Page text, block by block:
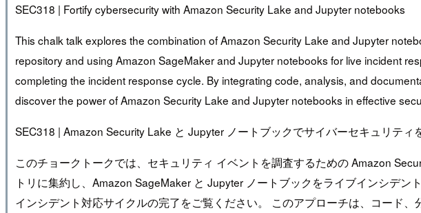
SEC318 | Fortify cybersecurity with Amazon Security Lake and Jupyter notebooks
This chalk talk explores the combination of Amazon Security Lake and Jupyter
repository and using Amazon SageMaker and Jupyter notebooks for live incident
completing the incident response cycle. By integrating code, analysis, and
discover the power of Amazon Security Lake and Jupyter notebooks in effective
SEC318 | Amazon Security Lake と Jupyter ノートブックでサイバーセキュリティ
このチョークトークでは、セキュリティ イベントを調査するための Amazon
トリに集約し、Amazon SageMaker と Jupyter ノートブックをライブインシデ
インシデント対応サイクルの完了をご覧ください。 このアプローチは、コード